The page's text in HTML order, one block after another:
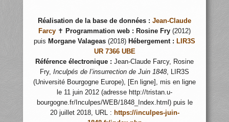
Réalisation de la base de données : Jean-Claude
Farcy ✝ Programmation web : Rosine Fry (2012)
puis Morgane Valageas (2018) Hébergement : LIR3S
UR 7366 UBE
Référence électronique : Jean-Claude Farcy, Rosine
Fry, Inculpés de l’insurrection de Juin 1848, LIR3S
(Université Bourgogne Europe), [En ligne], mis en ligne
le 11 juin 2012 (adresse http://tristan.u-
bourgogne.fr/Inculpes/WEB/1848_Index.html) puis le
20 juillet 2018, URL : https://inculpes-juin-